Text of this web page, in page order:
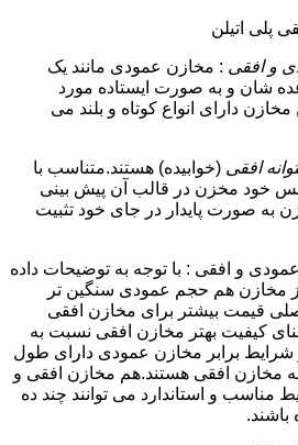
پلی اتیلن
و افقی : مخازن عمودی مانند یک
شان و به صورت ایستاده مورد
دارای انواع کوتاه و بلند می
افقی (خوابیده) هستند.متناسب با
خود مخزن در قالب آن پیش بینی
به صورت پایدار در جای خود تثبیت
و افقی : با توجه به توضیحات داده
مخازن هم حجم عمودی سنگین تر
قیمت بیشتر برای مخازن افقی
کیفیت بهتر مخازن افقی نسبت به
برابر مخازن عمودی دارای طول
مخازن افقی هستند.هم مخازن افقی و
و استاندارد می توانند چند ده
باشند.